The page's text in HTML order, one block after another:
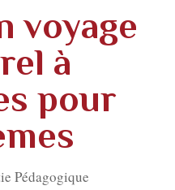
voyage
à
pour
Pédagogique